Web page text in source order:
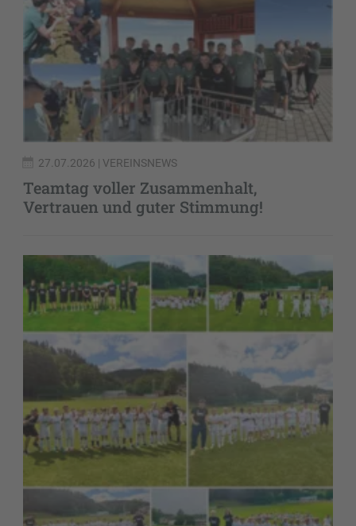
27.07.2026 | VEREINSNEWS
Teamtag voller Zusammenhalt,
Vertrauen und guter Stimmung!